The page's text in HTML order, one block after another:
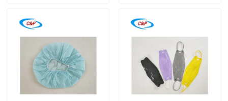
Εμφάνιση VR
Σχετικά με εμάς
Επισκεψή εργοστασίου